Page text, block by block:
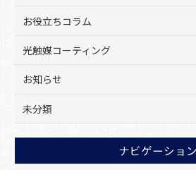
お役立ちコラム
光触媒コーティング
お知らせ
未分類
ナビゲーション